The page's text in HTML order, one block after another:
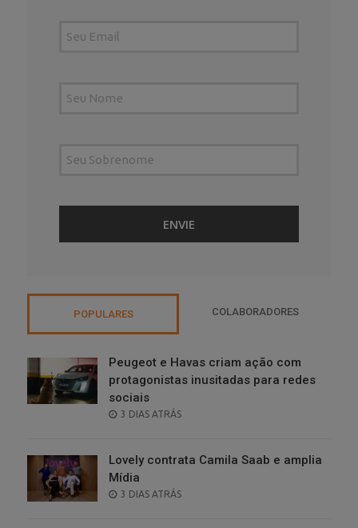
POPULARES COLABORADORES
Peugeot e Havas criam ação com
protagonistas inusitadas para redes
sociais
POSTED
3 DIAS ATRÁS
Lovely contrata Camila Saab e amplia
Mídia
POSTED
3 DIAS ATRÁS